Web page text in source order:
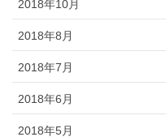
2018年10月
2018年8月
2018年7月
2018年6月
2018年5月